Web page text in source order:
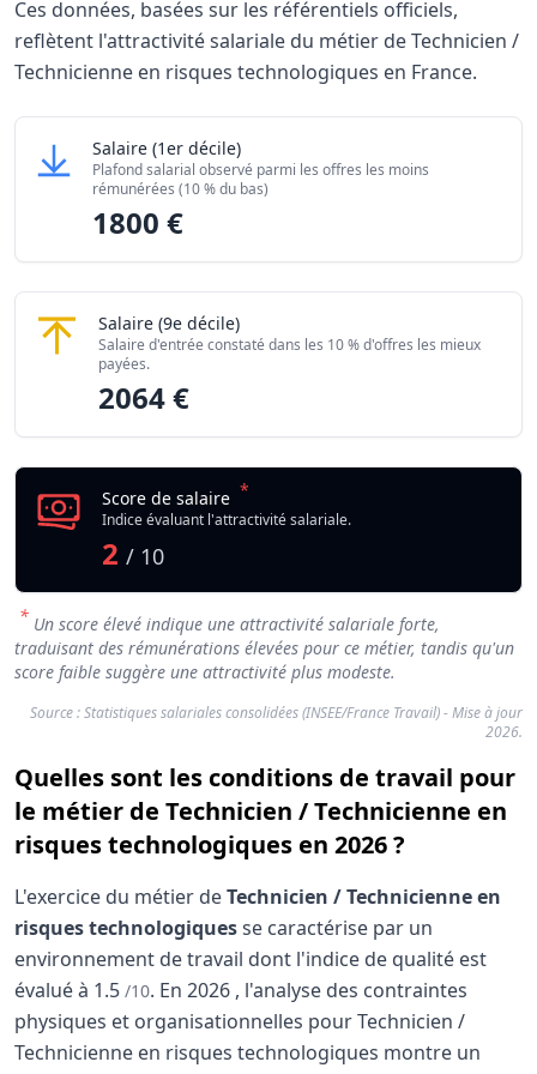
Ces données, basées sur les référentiels officiels,
reflètent l'attractivité salariale du métier de Technicien /
Technicienne en risques technologiques en France.
Grille salariale Technicien / Technicienne en risques
Niveau de salaire (Déciles)
Salaire minimum (10% les moins rémunérés)
Salaire maximum (10% les mieux rémunérés)
Salaire Technicien / Technicienne en risques
(1er décile)
Plafond salarial observé parmi les offres les moins
rémunérées (10 % du bas)
1800 €
Salaire Technicien / Technicienne en risques
(9e décile)
Salaire d'entrée constaté dans les 10 % d'offres les mieux
payées.
2064 €
Score de salaire *
Indice évaluant l'attractivité salariale.
2 / 10
* Un score élevé indique une attractivité salariale forte,
traduisant des rémunérations élevées pour ce métier, tandis qu'un
score faible suggère une attractivité plus modeste.
Source : Statistiques salariales consolidées (INSEE/France Travail) - Mise à jour
2026.
Quelles sont les conditions de travail pour
le métier de Technicien / Technicienne en
risques technologiques en 2026 ?
L'exercice du métier deTechnicien / Technicienne en
risques technologiquesse caractérise par un
environnement de travail dont l'indice de qualité est
évalué à 1.5 /10. En 2026 , l'analyse des contraintes
physiques et organisationnelles pour Technicien /
Technicienne en risques technologiques montre un